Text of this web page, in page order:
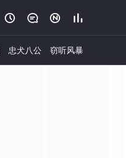
   
忠犬八公 窃听风暴